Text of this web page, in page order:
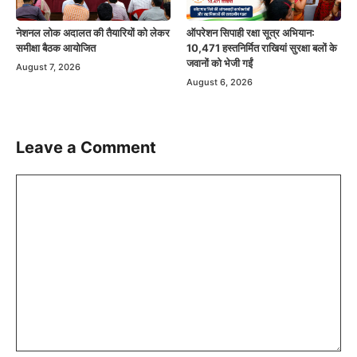
नेशनल लोक अदालत की तैयारियों को लेकर
समीक्षा बैठक आयोजित
August 7, 2026
ऑपरेशन सिपाही रक्षा सूत्र अभियान:
10,471 हस्तनिर्मित राखियां सुरक्षा बलों के
जवानों को भेजी गईं
August 6, 2026
Leave a Comment